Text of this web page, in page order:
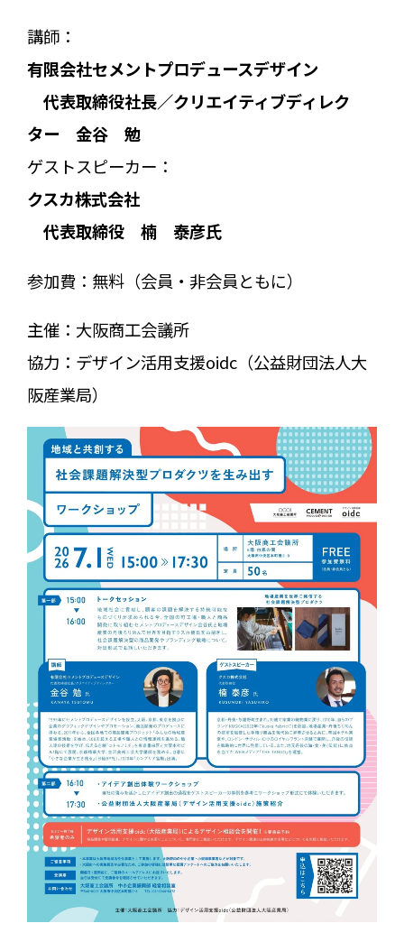
講師：
有限会社セメントプロデュースデザイン
代表取締役社長／クリエイティブディレク
ター 金谷 勉
ゲストスピーカー：
クスカ株式会社
代表取締役 楠 泰彦氏
参加費：無料（会員・非会員ともに）
主催：大阪商工会議所
協力：デザイン活用支援oidc（公益財団法人大
阪産業局）